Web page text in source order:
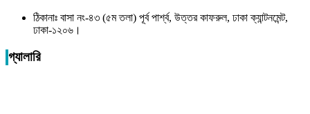
ঠিকানাঃ বাসা নং-৪৩ (৫ম তলা) পূর্ব পার্শ্ব, উত্তর কাফরুল, ঢাকা ক্যান্টনমেন্ট,
ঢাকা-১২০৬।
গ্যালারি